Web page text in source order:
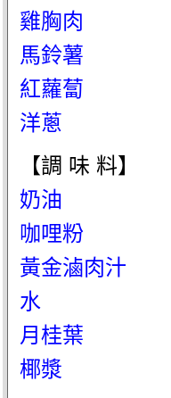
雞胸肉
馬鈴薯
紅蘿蔔
洋蔥
【調 味 料】
奶油
咖哩粉
黃金滷肉汁
水
月桂葉
椰漿